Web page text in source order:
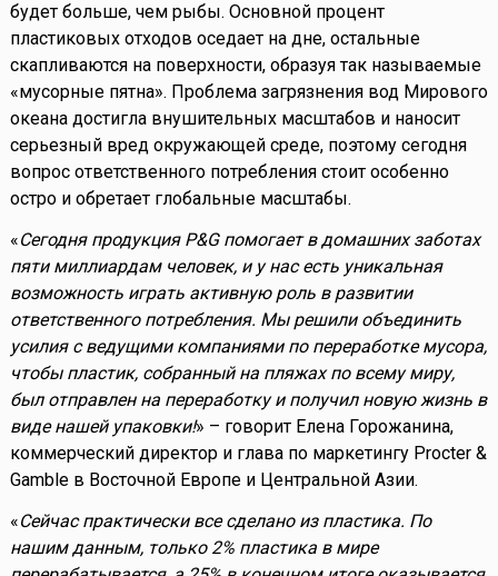
будет больше, чем рыбы. Основной процент
пластиковых отходов оседает на дне, остальные
скапливаются на поверхности, образуя так называемые
«мусорные пятна». Проблема загрязнения вод Мирового
океана достигла внушительных масштабов и наносит
серьезный вред окружающей среде, поэтому сегодня
вопрос ответственного потребления стоит особенно
остро и обретает глобальные масштабы.
«Сегодня продукция P&G помогает в домашних заботах
пяти миллиардам человек, и у нас есть уникальная
возможность играть активную роль в развитии
ответственного потребления. Мы решили объединить
усилия с ведущими компаниями по переработке мусора,
чтобы пластик, собранный на пляжах по всему миру,
был отправлен на переработку и получил новую жизнь в
виде нашей упаковки!» – говорит Елена Горожанина,
коммерческий директор и глава по маркетингу Procter &
Gamble в Восточной Европе и Центральной Азии.
«Сейчас практически все сделано из пластика. По
нашим данным, только 2% пластика в мире